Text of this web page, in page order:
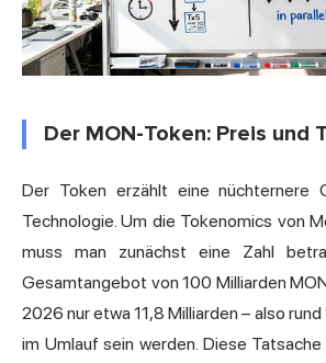
Der MON-Token: Preis und
Der Token erzählt eine nüchternere
Technologie. Um die Tokenomics von
muss man zunächst eine Zahl
Gesamtangebot von 100 Milliarden
2026 nur etwa 11,8 Milliarden – also rund
im Umlauf sein werden. Diese